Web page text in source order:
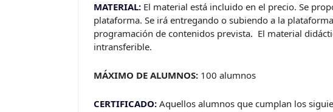
MATERIAL: El material está incluido en el precio. Se
plataforma. Se irá entregando o subiendo a la
programación de contenidos prevista. El material
intransferible.
MÁXIMO DE ALUMNOS: 100 alumnos
CERTIFICADO:Aquellos alumnos que cumplan los